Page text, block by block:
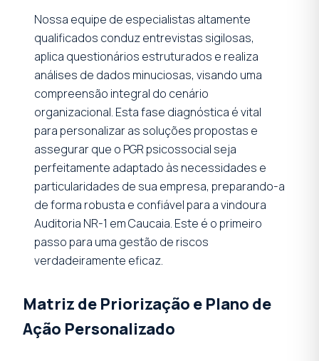
Nossa equipe de especialistas altamente
qualificados conduz entrevistas sigilosas,
aplica questionários estruturados e realiza
análises de dados minuciosas, visando uma
compreensão integral do cenário
organizacional. Esta fase diagnóstica é vital
para personalizar as soluções propostas e
assegurar que o PGR psicossocial seja
perfeitamente adaptado às necessidades e
particularidades de sua empresa, preparando-a
de forma robusta e confiável para a vindoura
Auditoria NR-1 em Caucaia. Este é o primeiro
passo para uma gestão de riscos
verdadeiramente eficaz.
Matriz de Priorização e Plano de
Ação Personalizado